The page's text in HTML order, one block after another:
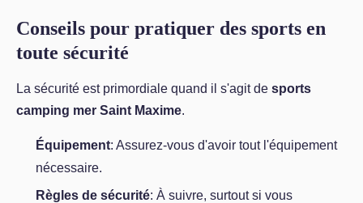
Conseils pour pratiquer des sports en
toute sécurité
La sécurité est primordiale quand il s'agit de sports
camping mer Saint Maxime.
Équipement: Assurez-vous d'avoir tout l'équipement
nécessaire.
Règles de sécurité: À suivre, surtout si vous